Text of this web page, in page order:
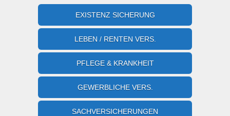
EXISTENZ SICHERUNG
LEBEN / RENTEN VERS.
PFLEGE & KRANKHEIT
GEWERBLICHE VERS.
SACHVERSICHERUNGEN